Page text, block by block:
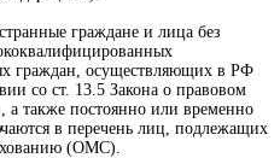
граждане и лица без
граждан, осуществляющих в РФ
со ст. 13.5 Закона о правовом
также постоянно или временно
в перечень лиц, подлежащих
(ОМС).